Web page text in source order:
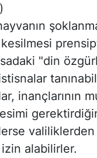
"din
inançlarının
alabilirler.